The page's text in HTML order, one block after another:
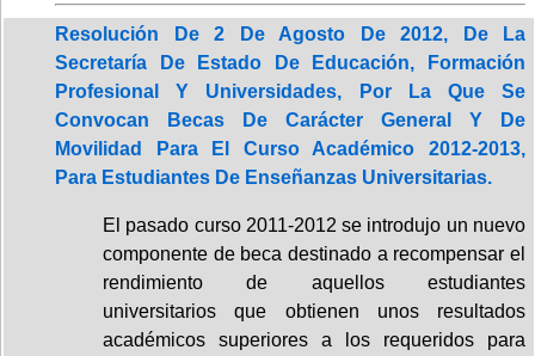
Resolución De 2 De Agosto De 2012, De La
Secretaría De Estado De Educación, Formación
Profesional Y Universidades, Por La Que Se
Convocan Becas De Carácter General Y De
Movilidad Para El Curso Académico 2012-2013,
Para Estudiantes De Enseñanzas Universitarias.
El pasado curso 2011-2012 se introdujo un nuevo
componente de beca destinado a recompensar el
rendimiento de aquellos estudiantes
universitarios que obtienen unos resultados
académicos superiores a los requeridos para